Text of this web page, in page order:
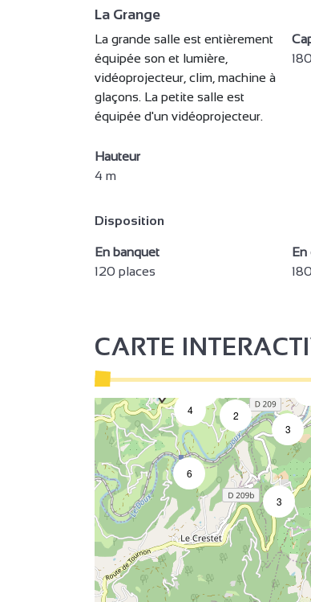
La Grange
La grande salle est entièrement
équipée son et lumière,
vidéoprojecteur, clim, machine à
glaçons. La petite salle est
équipée d'un vidéoprojecteur.
Hauteur
4 m
Disposition
En banquet
120 places
CARTE
3
2
4
6
5
3